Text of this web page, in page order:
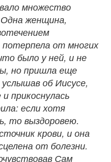
множество
женщина,
от многих
было у ней, и не
но пришла еще
об Иисусе,
прикоснулась
если хотя
то выздоровею.
крови, и она
от болезни.
Сам